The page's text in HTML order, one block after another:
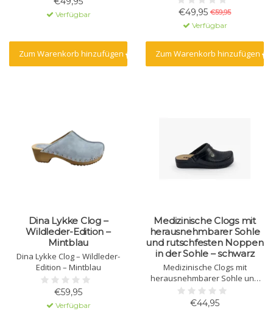
Polyurethansohle.
Verfügbar
Zum Warenkorb hinzufügen
Noppen – schwarz
€49,95 €59,95
Verfügbar
Zum Warenkorb hinzufügen
Dina Lykke Clog –
Wildleder-Edition –
Mintblau
Dina Lykke Clog – Wildleder-
Edition – Mintblau
€59,95
Verfügbar
Medizinische Clogs mit
herausnehmbarer Sohle
und rutschfesten Noppen
in der Sohle – schwarz
Medizinische Clogs mit
herausnehmbarer Sohle und
rutschfesten Noppen in der
Sohle – schwarz
€44,95